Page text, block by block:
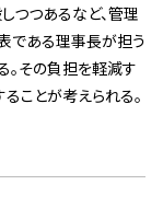
つつあるなど、管理
である理事長が担う
。その負担を軽減す
ことが考えられる。